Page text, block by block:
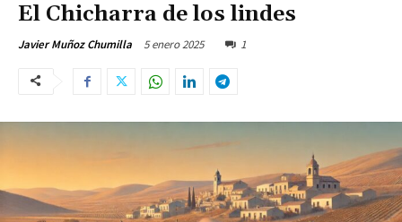
El Chicharra de los lindes
Javier Muñoz Chumilla 5 enero 2025 1